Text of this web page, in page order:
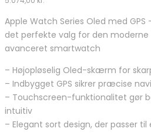
out
5
Apple Watch Series Oled med
det perfekte valg for den moderne
avanceret smartwatch
– Højopløselig Oled-skærm for
– Indbygget GPS sikrer præcise
– Touchscreen-funktionalitet gør
intuitiv
– Elegant sort design, der passer